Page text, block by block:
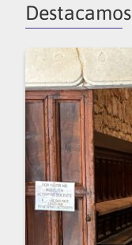
Destacamos